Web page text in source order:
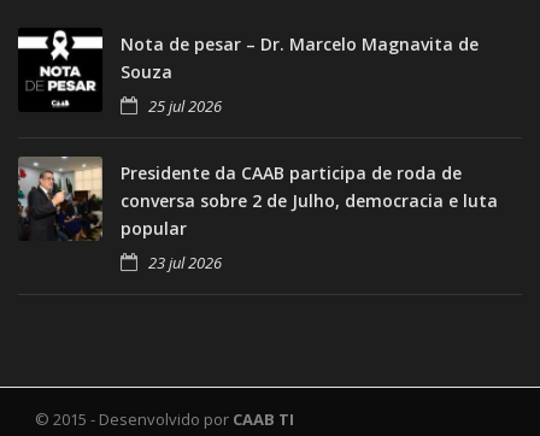
Nota de pesar – Dr. Marcelo Magnavita de
Souza
25 jul 2026
Presidente da CAAB participa de roda de
conversa sobre 2 de Julho, democracia e luta
popular
23 jul 2026
© 2015 - Desenvolvido por CAAB TI